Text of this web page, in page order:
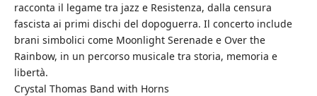
racconta il legame tra jazz e Resistenza, dalla censura
fascista ai primi dischi del dopoguerra. Il concerto include
brani simbolici come Moonlight Serenade e Over the
Rainbow, in un percorso musicale tra storia, memoria e
libertà.
Crystal Thomas Band with Horns